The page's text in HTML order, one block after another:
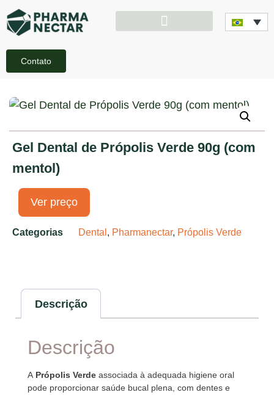
Contato
Gel Dental de Própolis Verde 90g (com
mentol)
Ver preço
Categorias Dental , Pharmanectar, Própolis Verde
Descrição
Descrição
A Própolis Verde associada à adequada higiene oral
pode proporcionar saúde bucal plena, com dentes e